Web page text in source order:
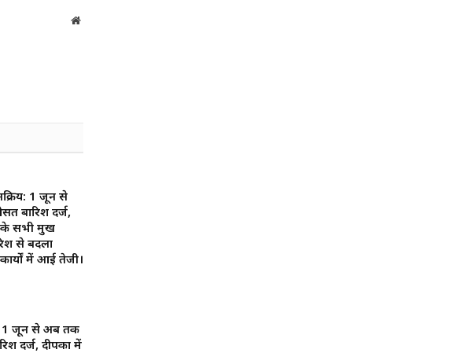
Website
1 जून से
बारिश दर्ज,
सभी प्रमुख
से बदला
में आई तेजी।
1 जून से अब तक
दर्ज, दीपका में